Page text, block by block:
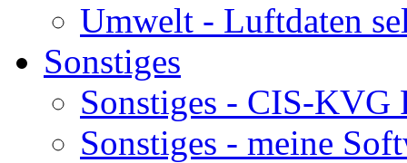
Umwelt - Luftdaten
Sonstiges
Sonstiges - CIS-KVG
Sonstiges - meine